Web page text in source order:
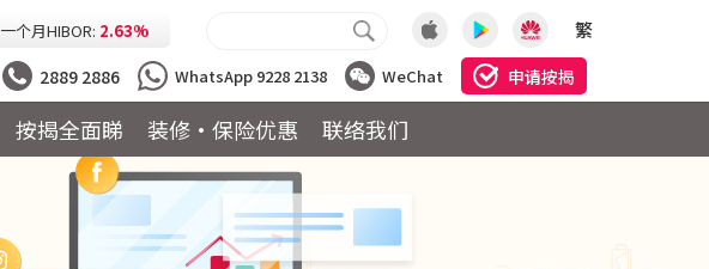
一个月HIBOR: 2.63%
今日最低H按: 3.25%
繁
2889 2886 WhatsApp 9228 2138 WeChat 申请按揭
按揭全面睇 装修·保险优惠 联络我们